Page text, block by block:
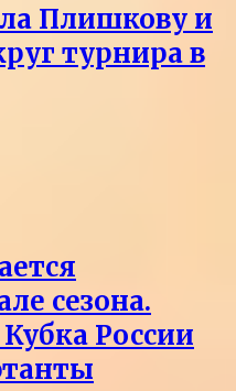
Плишкову и
турнира в
сезона.
России